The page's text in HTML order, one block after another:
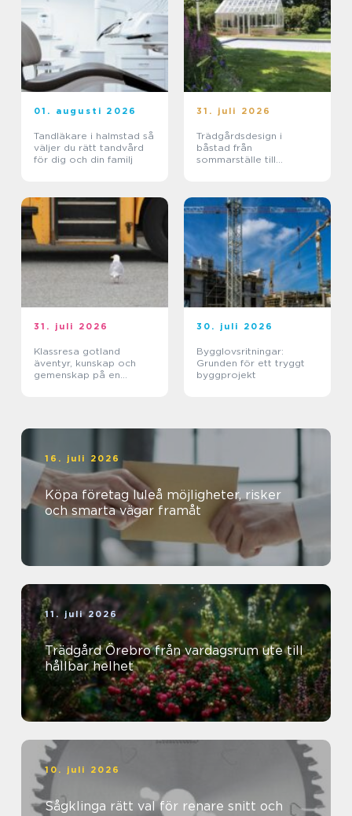
01. augusti 2026
Tandläkare i halmstad så
väljer du rätt tandvård
för dig och din familj
31. juli 2026
Trädgårdsdesign i
båstad från
sommarställe till
31. juli 2026
Klassresa gotland
äventyr, kunskap och
gemenskap på en
30. juli 2026
Bygglovsritningar:
Grunden för ett tryggt
byggprojekt
16. juli 2026
Köpa företag luleå möjligheter, risker
och smarta vägar framåt
11. juli 2026
Trädgård Örebro från vardagsrum ute till
hållbar helhet
10. juli 2026
Sågklinga rätt val för renare snitt och